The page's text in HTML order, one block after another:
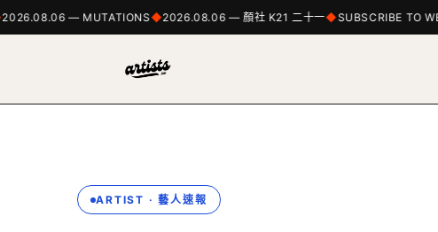
— MUTATIONS 2026.08.06 — 顏社 K21 二十一 SUBSCRIBE TO
ARTIST · 藝人速報